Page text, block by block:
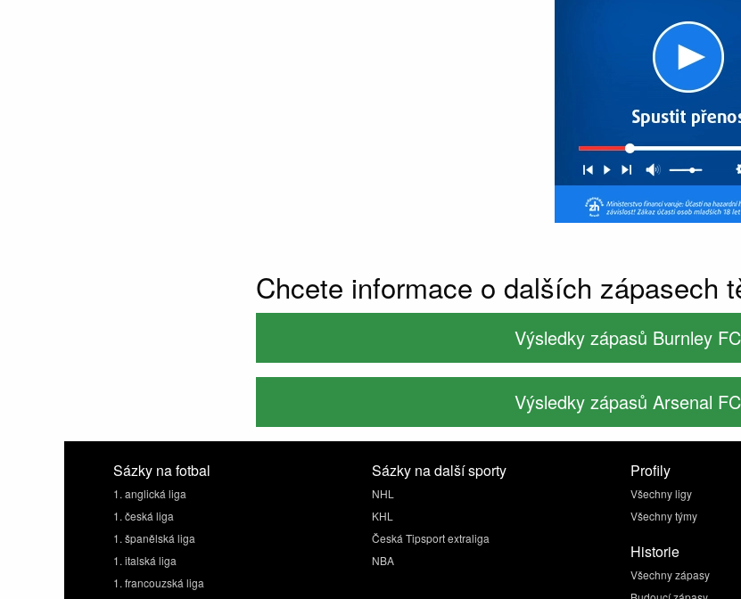
Chcete informace o dalších zápasech
Výsledky zápasů Burnley
Výsledky zápasů Arsenal
Sázky na fotbal
1. anglická liga
1. česká liga
1. španělská liga
1. italská liga
1. francouzská liga
Sázky na další sporty
NHL
KHL
Česká Tipsport extraliga
NBA
Profily
Všechny ligy
Všechny týmy
Historie
Všechny zápasy